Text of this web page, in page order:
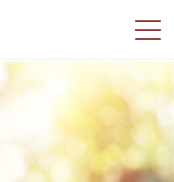
切
換
選
單